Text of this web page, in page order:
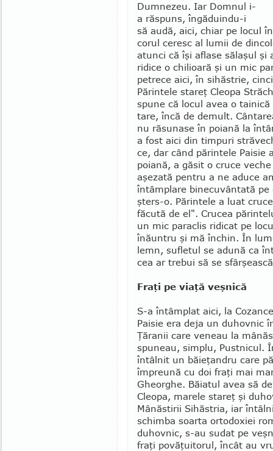
Dumnezeu. Iar Domnul i-
a răspuns, îngă­duin­du-i
să audă, aici, chiar pe locul
corul ceresc al lumii de
atunci că îşi aflase sălaşul şi
ridice o chilioa­ră şi un mic
petrece aici, în sihăstrie,
Părintele stareţ Cleopa
spune că locul avea o
tare, încă de demult.
nu răsu­nase în poiană la
a fost aici din timpuri
ce, dar când părintele Paisie
poiană, a găsit o cruce
aşezată pentru a ne aduce
întâm­plare binecu­vân­tată pe
şters-o. Părin­tele a luat
făcută de el". Crucea
un mic paraclis ridicat pe
înăuntru şi mă închin. În
lemn, su­fletul se adună ca
cea ar trebui să se
Fraţi pe viaţă veşnică
S-a întâmplat aici, la
Paisie era deja un duhovnic
Ţăranii care veneau la
spuneau, simplu, Pustnicul.
întâlnit un băieţandru care
împre­ună cu doi fraţi mai
Gheorghe. Băia­tul avea să
Cleopa, marele stareţ şi
Mânăstirii Sihăstria, iar
schimba soarta ortodoxiei
duhovnic, s-au sudat pe
fraţi povăţuitorul, încât au